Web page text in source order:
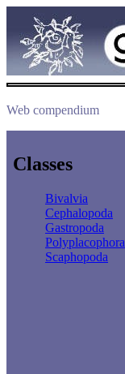
Web compendium
Classes
Bivalvia
Cephalopoda
Gastropoda
Polyplacophora
Scaphopoda